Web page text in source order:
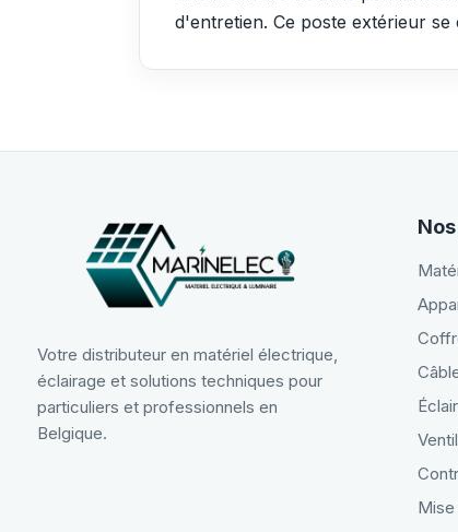
d'entretien. Ce poste extérieur
Votre distributeur en matériel électrique,
éclairage et solutions techniques pour
particuliers et professionnels en
Belgique.
Mise